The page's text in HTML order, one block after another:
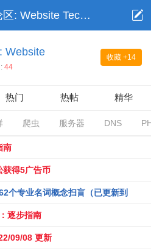
网站技术讨论区: Website Technology
收藏 +14
Website
44
热门 热帖 精华
爬虫 服务器 DNS
南
获得5广告币
专业名词概念扫盲（已更新到
逐步指南
09/08 更新